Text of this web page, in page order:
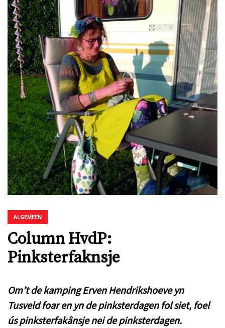
ALGEMEEN
Column HvdP:
Pinksterfaknsje
Om’t de kamping Erven Hendrikshoeve yn
Tusveld foar en yn de pinksterdagen fol siet, foel
ús pinksterfakânsje nei de pinksterdagen.